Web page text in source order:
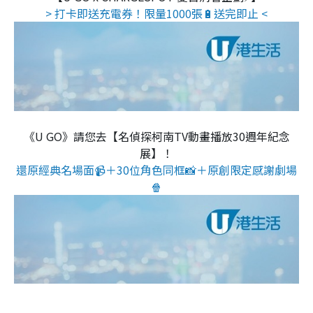
> 打卡即送充電券！限量1000張🔋送完即止 <
《U GO》請您去【名偵探柯南TV動畫播放30週年紀念
展】！
還原經典名場面📹＋30位角色同框📸＋原創限定感謝劇場
🍿